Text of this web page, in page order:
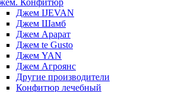
Конфитюр
Джем IJEVAN
Джем Шамб
Джем Арарат
Джем te Gusto
Джем YAN
Джем Агроянс
Другие производители
Конфитюр лечебный